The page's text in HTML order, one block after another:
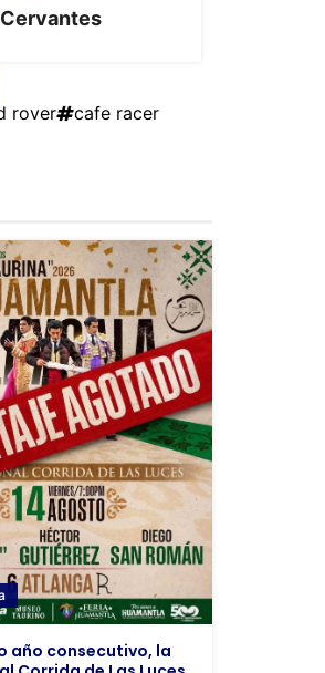
rover
cafe racer
año consecutivo, la